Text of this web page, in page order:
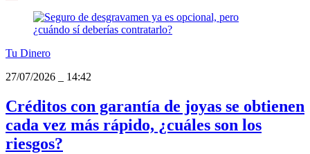
Tu Dinero
27/07/2026
14:42
Créditos con garantía de joyas se obtienen
cada vez más rápido, ¿cuáles son los
riesgos?